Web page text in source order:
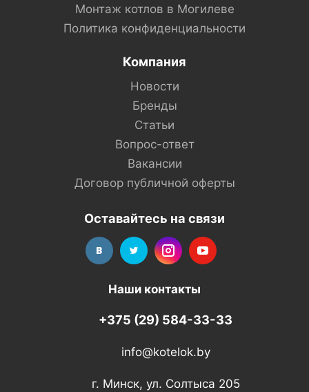
Монтаж котлов в Могилеве
Политика конфиденциальности
Компания
Новости
Бренды
Статьи
Вопрос-ответ
Вакансии
Договор публичной оферты
Оставайтесь на связи
Наши контакты
+375 (29) 584-33-33
info@kotelok.by
г. Минск, ул. Солтыса 205